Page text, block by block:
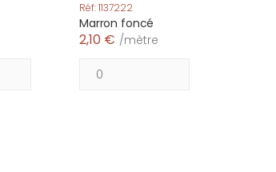
Réf: 1137222
Marron foncé
2,10 € /mètre